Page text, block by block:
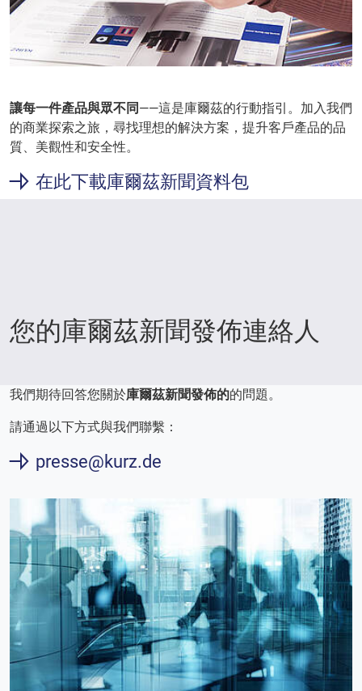
讓每一件產品與眾不同——這是庫爾茲的行動指引。加入我們
的商業探索之旅，尋找理想的解決方案，提升客戶產品的品
質、美觀性和安全性。
在此下載庫爾茲新聞資料包
您的庫爾茲新聞發佈連絡人
我們期待回答您關於庫爾茲新聞發佈的的問題。
請通過以下方式與我們聯繫：
presse@kurz.de